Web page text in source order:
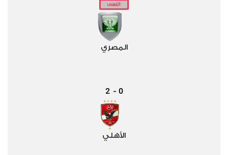
المصري
0
-
2
الأهلي